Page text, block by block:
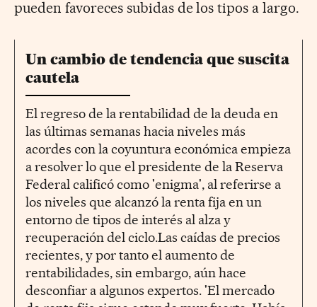
pueden favoreces subidas de los tipos a largo.
Un cambio de tendencia que suscita
cautela
El regreso de la rentabilidad de la deuda en
las últimas semanas hacia niveles más
acordes con la coyuntura económica empieza
a resolver lo que el presidente de la Reserva
Federal calificó como 'enigma', al referirse a
los niveles que alcanzó la renta fija en un
entorno de tipos de interés al alza y
recuperación del ciclo.Las caídas de precios
recientes, y por tanto el aumento de
rentabilidades, sin embargo, aún hace
desconfiar a algunos expertos. 'El mercado